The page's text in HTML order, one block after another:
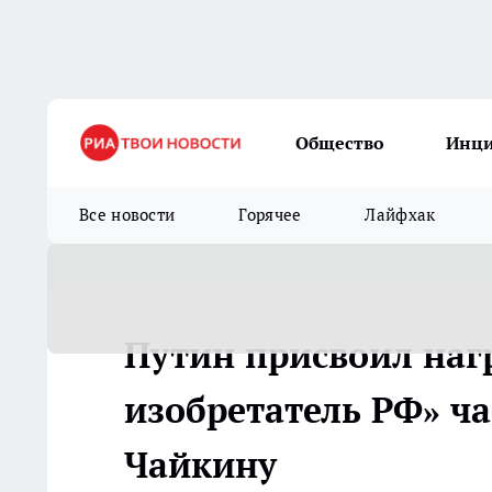
Общество
Все новости Горячее Лайфхак
Путин присвоил
изобретатель РФ»
Чайкину